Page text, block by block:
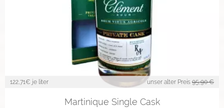
122,71€ je liter unser alter Preis 95,90 €
Martinique Single Cask